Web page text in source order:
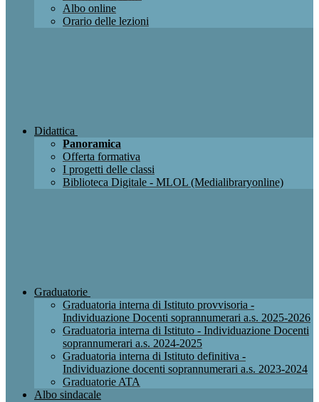
Albo online
Orario delle lezioni
Didattica
Panoramica
Offerta formativa
I progetti delle classi
Biblioteca Digitale - MLOL (Medialibraryonline)
Graduatorie
Graduatoria interna di Istituto provvisoria -
Individuazione Docenti soprannumerari a.s. 2025-2026
Graduatoria interna di Istituto - Individuazione Docenti
soprannumerari a.s. 2024-2025
Graduatoria interna di Istituto definitiva -
Individuazione docenti soprannumerari a.s. 2023-2024
Graduatorie ATA
Albo sindacale